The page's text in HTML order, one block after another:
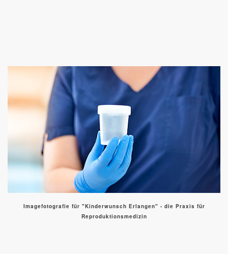
Imagefotografie für "Kinderwunsch Erlangen" - die Praxis für
Reproduktionsmedizin